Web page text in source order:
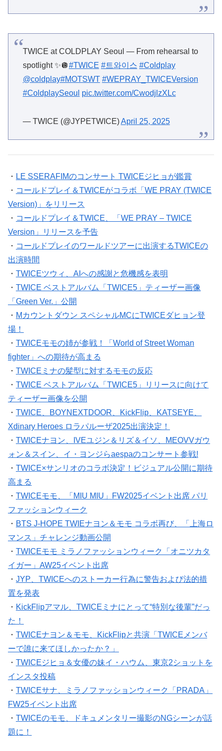
TWICE at COLDPLAY Seoul — From rehearsal to
spotlight ✨🪩#TWICE #트와이스 #Coldplay
@coldplay#MOTSWT #WEPRAY_TWICEVersion
#ColdplaySeoul pic.twitter.com/CwodjlzXLc
コールドプレイ＆TWICEがコラボ「WE PRAY (TWICE
Version)」をリリース
・コールドプレイ＆TWICE、「WE PRAY – TWICE
Version」リリースを予告
・コールドプレイのワールドツアーに出演するTWICEの
出演時間
・TWICEツウィ、AIへの感謝と危機感を表明
TWICE ベストアルバム「TWICE5」ティーザー画像
「Green Ver.」公開
・Mカウントダウン スペシャルMCにTWICEダヒョン登
場！
・TWICEモモの姉が参戦！「World of Street Woman
fighter」への期待が高まる
・TWICEミナの髪型に対するモモの反応
TWICE ベストアルバム「TWICE5」リリースに向けて
ティーザー画像を公開
・TWICE、BOYNEXTDOOR、KickFlip、KATSEYE、
Xdinary Heroes ロラパルーザ2025出演決定！
・TWICEナヨン、IVEユジン＆リズ＆イソ、MEOVVガウ
ォン＆スイン、イ・ヨンジらaespaのコンサート参戦!
・TWICE×サンリオのコラボ決定！ビジュアル公開に期待
高まる
・TWICEモモ、「MIU MIU」FW2025イベント出席 パリ
ファッションウィーク
・BTS J-HOPE TWIEナヨン＆モモ コラボ再び、「上海ロ
マンス」チャレンジ動画公開
・TWICEモモ ミラノファッションウィーク「オニツカタ
イガー」AW25イベント出席
・JYP、TWICEへのストーカー行為に警告および法的措
置を発表
・KickFlipアマル、TWICEミナにとって“特別な後輩”だっ
た！
・TWICEナヨン＆モモ、KickFlipと共演「TWICEメンバ
ーで誰に来てほしかったか？」
・TWICEジヒョ＆女優の妹イ・ハウム、東京2ショットを
インスタ投稿
・TWICEサナ、ミラノファッションウィーク「PRADA」
FW25イベント出席
・TWICEのモモ、ドキュメンタリー撮影のNGシーンが話
題に！